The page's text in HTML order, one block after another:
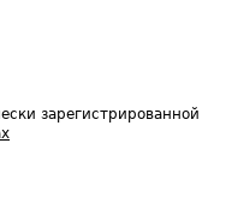
зарегистрированной